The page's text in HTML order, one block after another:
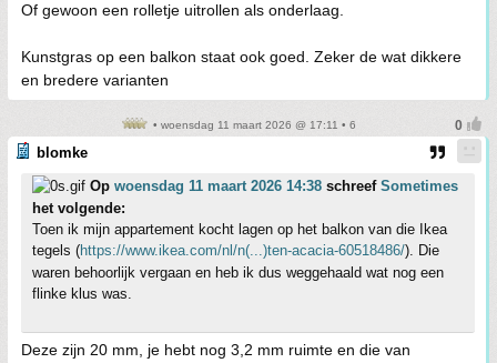
Of gewoon een rolletje uitrollen als onderlaag.
Kunstgras op een balkon staat ook goed. Zeker de wat dikkere
en bredere varianten
• woensdag 11 maart 2026 @ 17:11 • 6
blomke
Op woensdag 11 maart 2026 14:38 schreef Sometimes
het volgende:
Toen ik mijn appartement kocht lagen op het balkon van die Ikea
tegels (https://www.ikea.com/nl/n(...)ten-acacia-60518486/). Die
waren behoorlijk vergaan en heb ik dus weggehaald wat nog een
flinke klus was.
Deze zijn 20 mm, je hebt nog 3,2 mm ruimte en die van